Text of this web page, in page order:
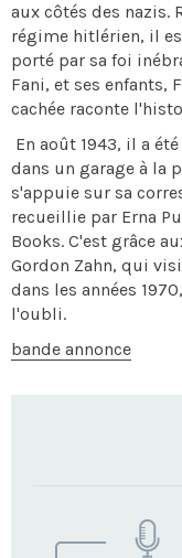
aux côtés des nazis.
régime hitlérien, il
porté par sa foi
Fani, et ses enfants,
cachée raconte
En août 1943, il a
dans un garage à la
s'appuie sur sa
recueillie par Erna
Books. C'est grâce
Gordon Zahn, qui
dans les années
l'oubli.
bande annonce